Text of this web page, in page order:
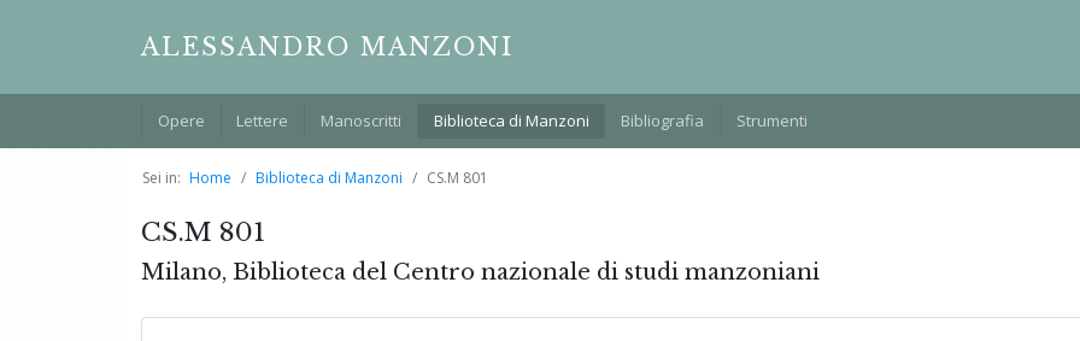
ALESSANDRO MANZONI
Opere Lettere Manoscritti Biblioteca di Manzoni Bibliografia Strumenti
Sei in: Home Biblioteca di Manzoni CS.M 801
CS.M 801
Milano, Biblioteca del Centro nazionale di studi manzoniani